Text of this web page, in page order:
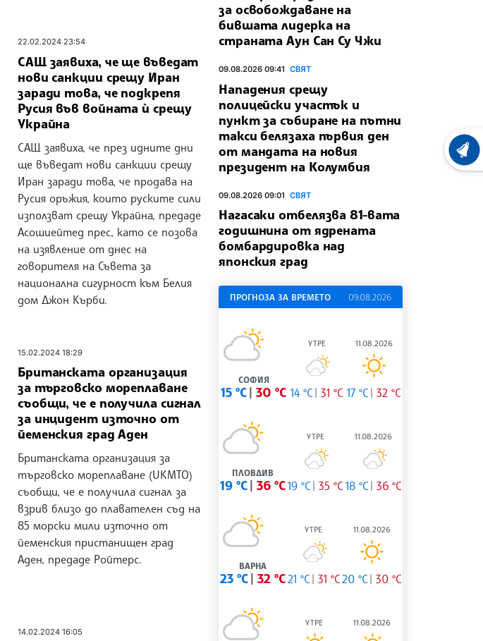
22.02.2024 23:54
САЩ заявиха, че ще въведат
нови санкции срещу Иран
заради това, че подкрепя
Русия във войната ѝ срещу
Украйна
САЩ заявиха, че през идните дни
ще въведат нови санкции срещу
Иран заради това, че продава на
Русия оръжия, които руските сили
използват срещу Украйна, предаде
Асошиейтед прес, като се позова
на изявление от днес на
говорителя на Съвета за
национална сигурност към Белия
дом Джон Кърби.
15.02.2024 18:29
Британската организация
за търговско мореплаване
съобщи, че е получила сигнал
за инцидент източно от
йеменския град Аден
Британската организация за
търговско мореплаване (UKMTO)
съобщи, че е получила сигнал за
взрив близо до плавателен съд на
85 морски мили източно от
йеменския пристанищен град
Аден, предаде Ройтерс.
14.02.2024 16:05
за освобождаване на
бившата лидерка на
страната Аун Сан Су Чжи
09.08.2026 09:41 СВЯТ
Нападения срещу
полицейски участък и
пункт за събиране на пътни
такси белязаха първия ден
от мандата на новия
президент на Колумбия
09.08.2026 09:01 СВЯТ
Нагасаки отбелязва 81-вата
годишнина от ядрената
бомбардировка над
японския град
ПРОГНОЗА ЗА ВРЕМЕТО 09.08.2026
СОФИЯ
15 °C 30 °C
УТРЕ
14 °C 31 °C
11.08.2026
17 °C 32 °C
ПЛОВДИВ
19 °C 36 °C
УТРЕ
19 °C 35 °C
11.08.2026
18 °C 36 °C
ВАРНА
23 °C 32 °C
УТРЕ
21 °C 31 °C
11.08.2026
20 °C 30 °C
УТРЕ 11.08.2026